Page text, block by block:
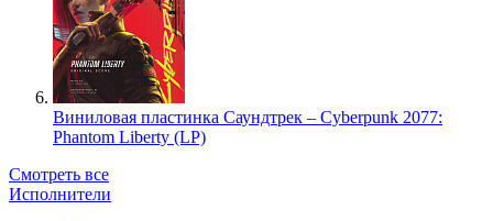
Виниловая пластинка Саундтрек – Cyberpunk 2077:
Phantom Liberty (LP)
Смотреть все
Исполнители